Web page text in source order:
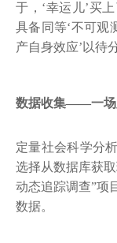
于，‘幸运儿’买
具备同等‘不可观
产自身效应’以待
数据收集——一场
定量社会科学分
选择从数据库获
动态追踪调查”项
数据。